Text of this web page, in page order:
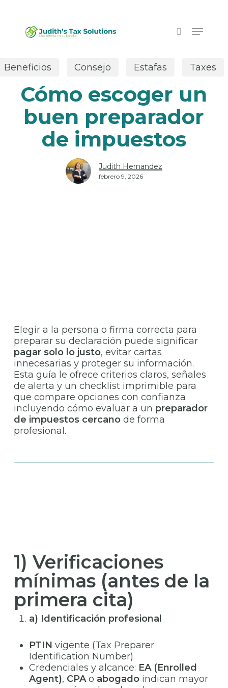
content
search
Menu
Beneficios Consejo Estafas Taxes
Cómo escoger un
buen preparador
de impuestos
Judith Hernandez
febrero 9, 2026
Elegir a la persona o firma correcta para
preparar su declaración puede significar
pagar solo lo justo, evitar cartas
innecesarias y proteger su información.
Esta guía le ofrece criterios claros, señales
de alerta y un checklist imprimible para
que compare opciones con confianza
incluyendo cómo evaluar a un preparador
de impuestos cercano de forma
profesional.
1) Verificaciones
mínimas (antes de la
primera cita)
a) Identificación profesional
PTIN vigente (Tax Preparer
Identification Number).
Credenciales y alcance: EA (Enrolled
Agent), CPAo abogadoindican mayor